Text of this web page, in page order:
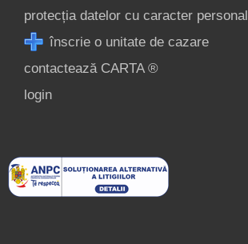
protecția datelor cu caracter personal
înscrie o unitate de cazare
contactează CARTA ®
login